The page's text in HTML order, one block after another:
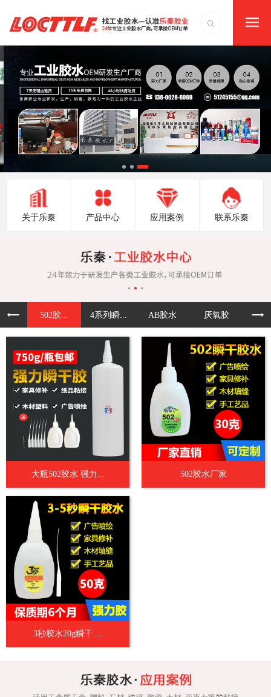
关于乐秦 产品中心 应用案例 联系乐秦
502胶... 4系列瞬... AB胶水 厌氧胶 UV
大瓶502胶水 强力... 502胶水厂家
3秒胶水20g瞬干 ...